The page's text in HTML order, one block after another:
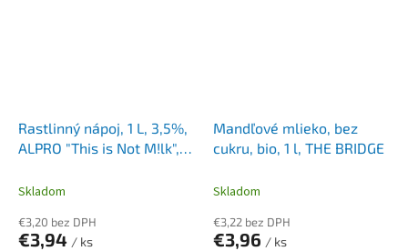
Rastlinný nápoj, 1 L, 3,5%,
ALPRO "This is Not M!lk",
Skladom
€3,20 bez DPH
€3,94 / ks
Mandľové mlieko, bez
cukru, bio, 1 l, THE BRIDGE
Skladom
€3,22 bez DPH
€3,96 / ks